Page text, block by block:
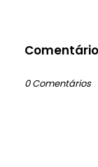
0 Comentários